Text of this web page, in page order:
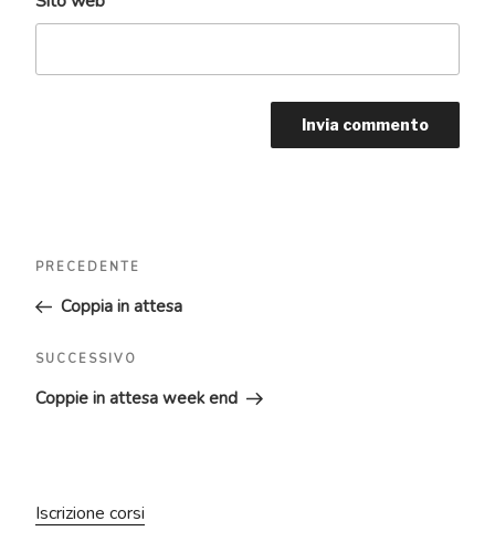
Articolo
precedente:
PRECEDENTE
Coppia in attesa
Articolo
successivo
SUCCESSIVO
Coppie in attesa week end
Iscrizione corsi